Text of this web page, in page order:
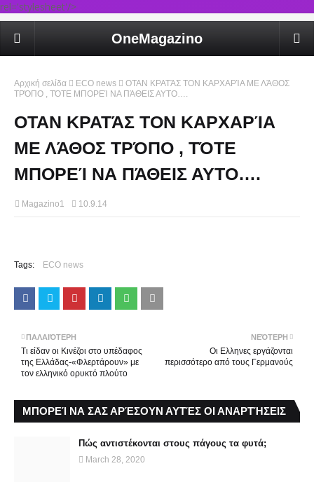
rel='stylesheet'/>
OneMagazino
Αρχική σελίδα ECO news
ΟΤΑΝ ΚΡΑΤΆΣ ΤΟΝ ΚΑΡΧΑΡΊΑ ΜΕ ΛΆΘΟΣ
ΤΡΌΠΟ , ΤΌΤΕ ΜΠΟΡΕΊ ΝΑ ΠΆΘΕΙΣ ΑΥΤΟ….
ΟΤΑΝ ΚΡΑΤΆΣ ΤΟΝ ΚΑΡΧΑΡΊΑ
ΜΕ ΛΆΘΟΣ ΤΡΌΠΟ , ΤΌΤΕ
ΜΠΟΡΕΊ ΝΑ ΠΆΘΕΙΣ ΑΥΤΟ….
Magazino1 10.9.14
Tags: ECO news
ΝΕΌΤΕΡΗ
Οι Ελληνες εργάζονται
περισσότερο από τους Γερμανούς
ΠΑΛΑΙΌΤΕΡΗ
Τι είδαν οι Κινέζοι στο υπέδαφος
της Ελλάδας-«Φλερτάρουν» με
τον ελληνικό ορυκτό πλούτο
ΜΠΟΡΕΊ ΝΑ ΣΑΣ ΑΡΈΣΟΥΝ ΑΥΤΈΣ ΟΙ ΑΝΑΡΤΉΣΕΙΣ
Πώς αντιστέκονται στους πάγους τα φυτά;
March 28, 2020